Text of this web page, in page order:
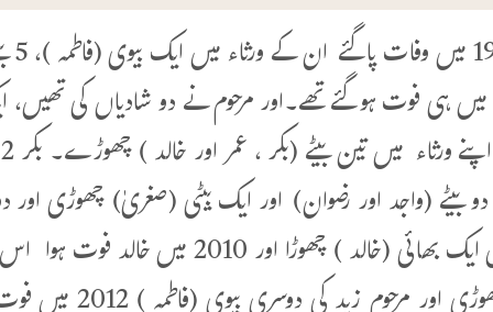
ہی فوت ہوگئے تھے۔اور مرحوم نے دو شادیاں کی
ورثاء میں ایک بھائی (خالد )